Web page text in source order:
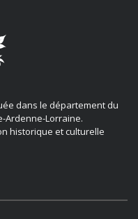
dans le département du
Ardenne-Lorraine.
historique et culturelle